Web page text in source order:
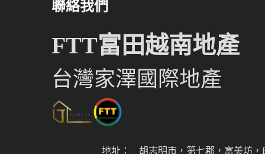
聯絡我們
FTT富田越南地產
台灣家澤國際地產
地址： 胡志明市，第七郡，富美坊，